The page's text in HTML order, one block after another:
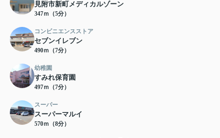
見附市新町メディカルゾーン
347ｍ（5分）
コンビニエンスストア
セブンイレブン
490ｍ（7分）
幼稚園
すみれ保育園
497ｍ（7分）
スーパー
スーパーマルイ
570ｍ（8分）